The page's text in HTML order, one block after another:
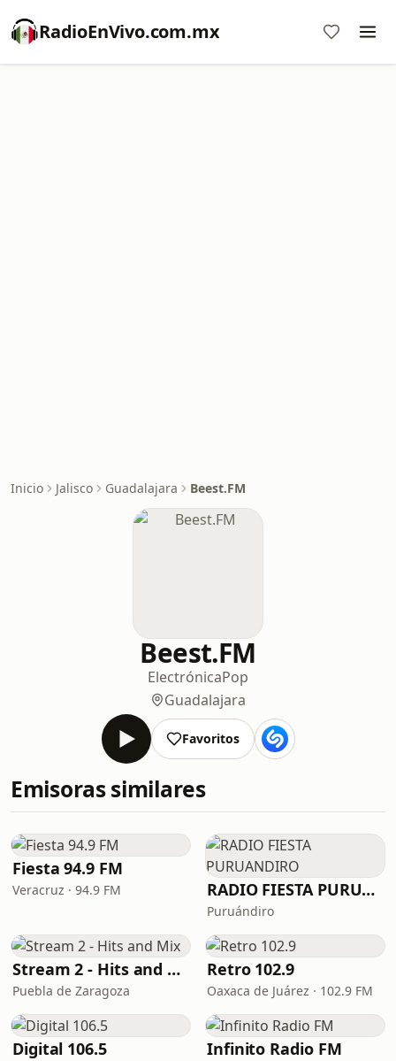
RadioEnVivo.com.mx
Inicio Jalisco Guadalajara Beest.FM
Beest.FM
ElectrónicaPop
Guadalajara
Favoritos
Emisoras similares
Fiesta 94.9 FM
Veracruz · 94.9 FM RADIO FIESTA PURUANDIRO
Puruándiro
Stream 2 - Hits and Mix
Puebla de Zaragoza
Retro 102.9
Oaxaca de Juárez · 102.9 FM
Digital 106.5 Infinito Radio FM